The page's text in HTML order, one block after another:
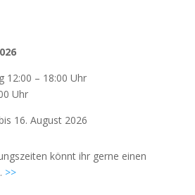
12:00 – 18:00 Uhr
Uhr
16. August 2026
könnt ihr gerne einen
>>